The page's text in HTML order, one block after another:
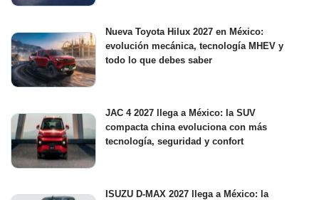
Nueva Toyota Hilux 2027 en México:
evolución mecánica, tecnología MHEV y
todo lo que debes saber
JAC 4 2027 llega a México: la SUV
compacta china evoluciona con más
tecnología, seguridad y confort
ISUZU D-MAX 2027 llega a México: la